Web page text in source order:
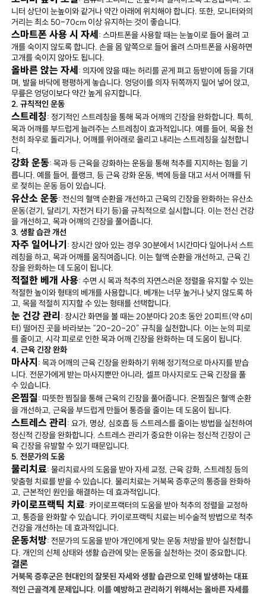
니터 상단이 눈높이와 같거나 약간 아래에 위치해야 합니다. 또한, 모니터와의
거리는 최소 50-70cm 이상 유지하는 것이 좋습니다.
스마트폰 사용 시 자세: 스마트폰을 사용할 때는 눈높이로 들어 올려 고
개를 숙이지 않도록 합니다. 손을 몸 앞쪽으로 들어 올려 스마트폰을 사용하면
고개를 숙이지 않아도 됩니다.
올바른 앉는 자세: 의자에 앉을 때는 허리를 곧게 펴고 등받이에 등을 기대
며, 발을 바닥에 평평하게 놓습니다. 엉덩이를 의자 뒤쪽까지 밀어 넣어 앉고,
무릎은 엉덩이보다 약간 높게 유지합니다.
2. 규칙적인 운동
스트레칭: 정기적인 스트레칭을 통해 목과 어깨의 긴장을 완화합니다. 특히,
목과 어깨를 부드럽게 늘려주는 스트레칭이 효과적입니다. 예를 들어, 목을 천
천히 좌우로 돌리거나, 어깨를 위아래로 올리고 내리는 스트레칭을 실천합니
다.
강화 운동: 목과 등 근육을 강화하는 운동을 통해 척추를 지지하는 힘을 기
릅니다. 예를 들어, 플랭크, 등 근육 강화 운동, 벽에 등을 대고 서서 어깨를 뒤
로 젖히는 운동 등이 있습니다.
유산소 운동: 전신의 혈액 순환을 개선하고 근육의 긴장을 완화하는 유산소
운동(걷기, 달리기, 자전거 타기 등)을 규칙적으로 실시합니다. 이는 전신 건강
을 개선하고, 목과 어깨의 긴장을 풀어줍니다.
3. 생활 습관 개선
자주 일어나기: 장시간 앉아 있는 경우 30분에서 1시간마다 일어나서 스트
레칭을 하고, 목과 어깨를 움직여줍니다. 이는 혈액 순환을 개선하고, 근육 긴
장을 완화하는 데 도움이 됩니다.
적절한 베개 사용: 수면 시 목과 척추의 자연스러운 정렬을 유지할 수 있는
적절한 높이와 형태의 베개를 사용합니다. 베개는 너무 높거나 낮지 않도록 하
고, 목을 적절히 지지할 수 있는 형태를 선택합니다.
눈 건강 관리: 장시간 화면을 볼 때는 20분마다 20초 동안 20피트(약 6미
터) 떨어진 곳을 바라보는 “20-20-20” 규칙을 실천합니다. 이는 눈의 피로
를 줄이고, 시각 피로로 인한 목과 어깨 긴장을 완화하는 데 도움이 됩니다.
4. 근육 긴장 완화
마사지: 목과 어깨의 근육 긴장을 완화하기 위해 정기적으로 마사지를 받습
니다. 전문가에게 받는 마사지뿐만 아니라, 셀프 마사지로도 근육 긴장을 풀
수 있습니다.
온찜질: 따뜻한 찜질을 통해 근육의 긴장을 풀어줍니다. 온찜질은 혈액 순환
을 개선하고, 근육을 부드럽게 만들어 통증을 줄이는 데 도움이 됩니다.
스트레스 관리: 요가, 명상, 심호흡 등 스트레스를 줄이는 방법을 실천하여
정신적 긴장을 완화합니다. 스트레스 관리가 중요한 이유는 정신적 긴장이 근
육 긴장을 유발할 수 있기 때문입니다.
5. 전문가의 도움
물리치료: 물리치료사의 도움을 받아 자세 교정, 근육 강화, 스트레칭 등의
맞춤형 치료를 받을 수 있습니다. 물리치료는 거북목 증후군의 통증을 완화하
고, 근본적인 원인을 해결하는 데 효과적입니다.
카이로프랙틱 치료: 카이로프랙터의 도움을 받아 척추의 정렬을 교정하
고, 통증을 완화할 수 있습니다. 카이로프랙틱 치료는 비수술적 방법으로 척추
건강을 개선하는 데 효과적입니다.
운동처방: 전문가의 도움을 받아 개인에게 맞는 운동 처방을 받아 실천합니
다. 개인의 신체 상태와 생활 습관에 맞는 운동을 실천하는 것이 중요합니다.
결론
거북목 증후군은 현대인의 잘못된 자세와 생활 습관으로 인해 발생하는 대표
적인 근골격계 문제입니다. 이를 예방하고 관리하기 위해서는 올바른 자세를